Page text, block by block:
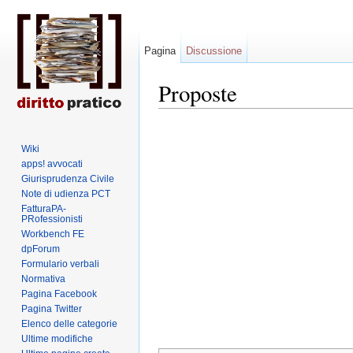
Proposte
Pagina Discussione
Wiki
apps! avvocati
Giurisprudenza Civile
Note di udienza PCT
FatturaPA-
PRofessionisti
Workbench FE
dpForum
Formulario verbali
Normativa
Pagina Facebook
Pagina Twitter
Elenco delle categorie
Ultime modifiche